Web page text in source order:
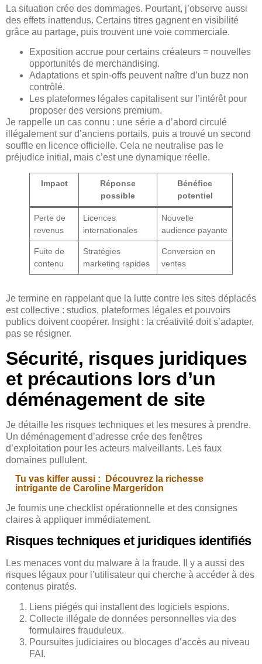
La situation crée des dommages. Pourtant, j’observe aussi
des effets inattendus. Certains titres gagnent en visibilité
grâce au partage, puis trouvent une voie commerciale.
Exposition accrue pour certains créateurs = nouvelles
opportunités de merchandising.
Adaptations et spin-offs peuvent naître d’un buzz non
contrôlé.
Les plateformes légales capitalisent sur l’intérêt pour
proposer des versions premium.
Je rappelle un cas connu : une série a d’abord circulé
illégalement sur d’anciens portails, puis a trouvé un second
souffle en licence officielle. Cela ne neutralise pas le
préjudice initial, mais c’est une dynamique réelle.
Impact
Réponse
possible
Bénéfice
potentiel
Perte de
revenus
Licences
internationales
Nouvelle
audience payante
Fuite de
contenu
Stratégies
marketing rapides
Conversion en
ventes
Je termine en rappelant que la lutte contre les sites déplacés
est collective : studios, plateformes légales et pouvoirs
publics doivent coopérer. Insight : la créativité doit s’adapter,
pas se résigner.
Sécurité, risques juridiques
et précautions lors d’un
déménagement de site
Je détaille les risques techniques et les mesures à prendre.
Un déménagement d’adresse crée des fenêtres
d’exploitation pour les acteurs malveillants. Les faux
domaines pullulent.
Tu vas kiffer aussi :
Découvrez la richesse
intrigante de Caroline Margeridon
Je fournis une checklist opérationnelle et des consignes
claires à appliquer immédiatement.
Risques techniques et juridiques identifiés
Les menaces vont du malware à la fraude. Il y a aussi des
risques légaux pour l’utilisateur qui cherche à accéder à des
contenus piratés.
Liens piégés qui installent des logiciels espions.
Collecte illégale de données personnelles via des
formulaires frauduleux.
Poursuites judiciaires ou blocages d’accès au niveau
FAI.